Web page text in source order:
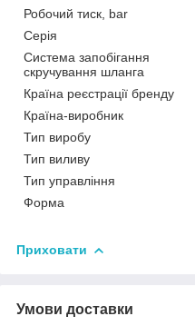
Робочий тиск, bar
Серія
Система запобігання
скручування шланга
Країна реєстрації бренду
Країна-виробник
Тип виробу
Тип виливу
Тип управління
Форма
Приховати
Умови доставки